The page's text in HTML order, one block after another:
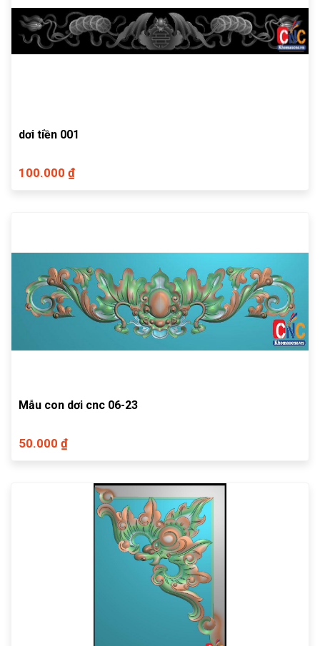
dơi tiền 001
100.000 ₫
Mẫu con dơi cnc 06-23
50.000 ₫